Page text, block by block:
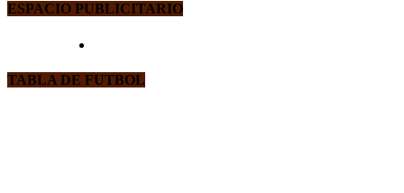
ESPACIO PUBLICITARIO
TABLA DE FUTBOL